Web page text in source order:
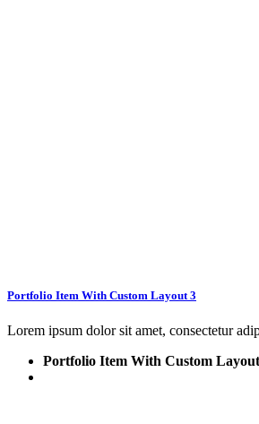
Portfolio Item With Custom Layout 3
Lorem ipsum dolor sit amet, consectetur
Portfolio Item With Custom